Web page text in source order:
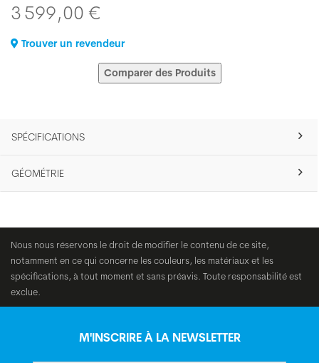
3 599,00 €
Trouver un revendeur
Comparer des Produits
SPÉCIFICATIONS
GÉOMÉTRIE
Nous nous réservons le droit de modifier le contenu de ce site,
notamment en ce qui concerne les couleurs, les matériaux et les
spécifications, à tout moment et sans préavis. Toute responsabilité est
exclue.
M'INSCRIRE À LA NEWSLETTER